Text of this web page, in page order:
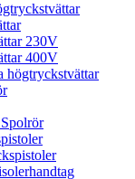
230V
400V
högtryckstvättar